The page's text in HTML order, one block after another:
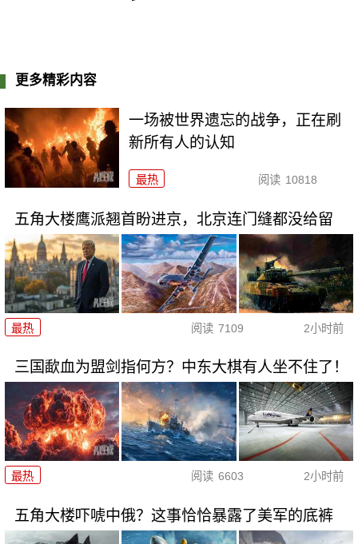
更多精彩内容
一场被世界遗忘的战争，正在刷
新所有人的认知
最热 阅读 10818
五角大楼鹰派翘首盼进京，北京连门缝都没给留
最热 阅读 7109 2小时前
三国歃血为盟剑指何方？中东大棋有人坐不住了！
最热 阅读 6603 2小时前
五角大楼吓唬中俄？这事恰恰暴露了美军的底裤